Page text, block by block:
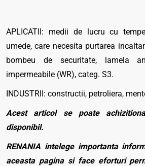
APLICATII: medii de lucru cu
umede, care necesita purtarea
bombeu de securitate, lamela
impermeabile (WR), categ. S3.
INDUSTRII: constructii, petroliera,
Acest articol se poate
disponibil.
RENANIA intelege importanta
aceasta pagina si face eforturi